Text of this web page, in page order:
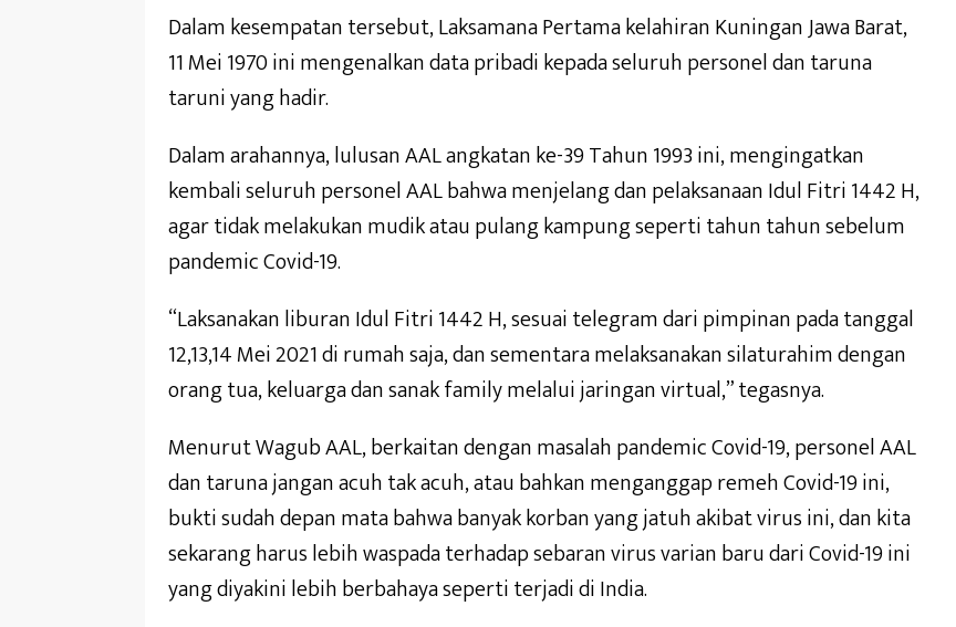
Dalam kesempatan tersebut, Laksamana Pertama kelahiran Kuningan Jawa Barat,
11 Mei 1970 ini mengenalkan data pribadi kepada seluruh personel dan taruna
taruni yang hadir.
Dalam arahannya, lulusan AAL angkatan ke-39 Tahun 1993 ini, mengingatkan
kembali seluruh personel AAL bahwa menjelang dan pelaksanaan Idul Fitri 1442 H,
agar tidak melakukan mudik atau pulang kampung seperti tahun tahun sebelum
pandemic Covid-19.
“Laksanakan liburan Idul Fitri 1442 H, sesuai telegram dari pimpinan pada tanggal
12,13,14 Mei 2021 di rumah saja, dan sementara melaksanakan silaturahim dengan
orang tua, keluarga dan sanak family melalui jaringan virtual,” tegasnya.
Menurut Wagub AAL, berkaitan dengan masalah pandemic Covid-19, personel AAL
dan taruna jangan acuh tak acuh, atau bahkan menganggap remeh Covid-19 ini,
bukti sudah depan mata bahwa banyak korban yang jatuh akibat virus ini, dan kita
sekarang harus lebih waspada terhadap sebaran virus varian baru dari Covid-19 ini
yang diyakini lebih berbahaya seperti terjadi di India.